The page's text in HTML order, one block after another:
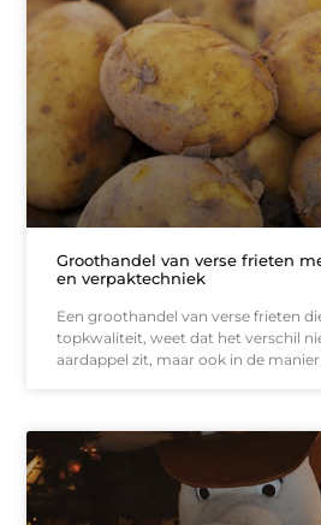
Groothandel van verse frieten
en verpaktechniek
Een groothandel van verse frieten
topkwaliteit, weet dat het verschil
aardappel zit, maar ook in de